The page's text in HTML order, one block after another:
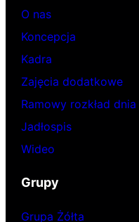
O nas
Koncepcja
Kadra
Zajęcia dodatkowe
Ramowy rozkład dnia
Jadłospis
Wideo
Grupy
Grupa Żółta